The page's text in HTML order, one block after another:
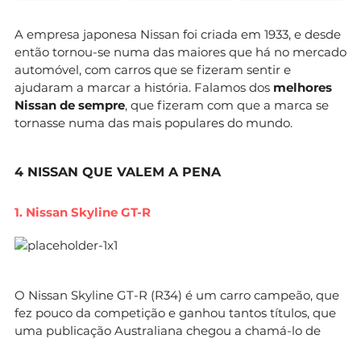
A empresa japonesa Nissan foi criada em 1933, e desde
então tornou-se numa das maiores que há no mercado
automóvel, com carros que se fizeram sentir e
ajudaram a marcar a história. Falamos dos melhores
Nissan de sempre, que fizeram com que a marca se
tornasse numa das mais populares do mundo.
4 NISSAN QUE VALEM A PENA
1. Nissan Skyline GT-R
O Nissan Skyline GT-R (R34) é um carro campeão, que
fez pouco da competição e ganhou tantos títulos, que
uma publicação Australiana chegou a chamá-lo de